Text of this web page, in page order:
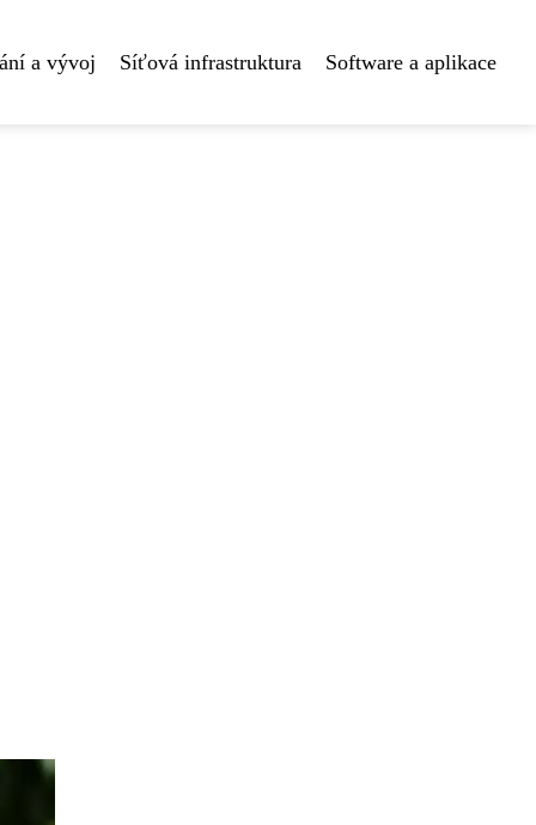
a vývoj Síťová infrastruktura Software a aplikace